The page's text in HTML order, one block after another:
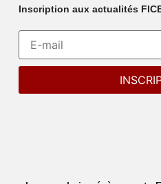
Inscription aux actualités